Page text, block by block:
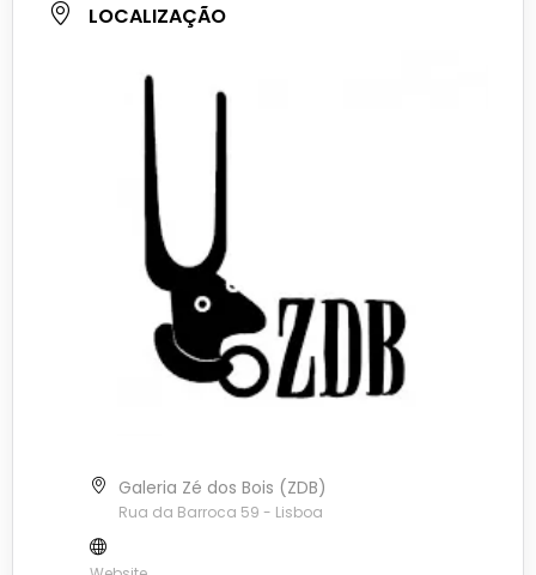
LOCALIZAÇÃO
Galeria Zé dos Bois (ZDB)
Rua da Barroca 59 - Lisboa